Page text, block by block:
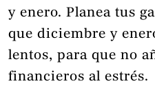
y enero. Planea tus
que diciembre y
lentos, para que no
financieros al estrés.